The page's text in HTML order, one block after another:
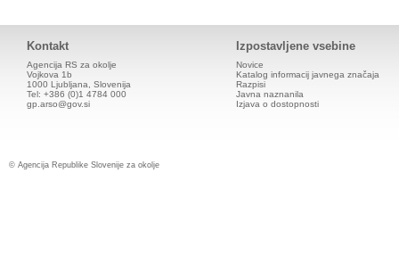
Kontakt
Agencija RS za okolje
Vojkova 1b
1000 Ljubljana, Slovenija
Tel: +386 (0)1 4784 000
gp.arso@gov.si
Izpostavljene vsebine
Novice
Katalog informacij javnega značaja
Razpisi
Javna naznanila
Izjava o dostopnosti
© Agencija Republike Slovenije za okolje